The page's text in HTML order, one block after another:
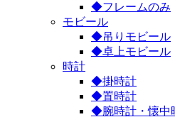
◆フレームのみ
モビール
◆吊りモビール
◆卓上モビール
時計
◆掛時計
◆置時計
◆腕時計・懐中